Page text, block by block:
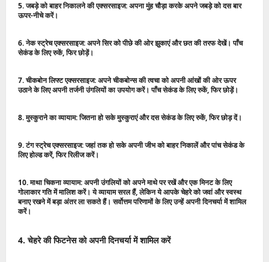
5. जबड़े को बाहर निकालने की एक्सरसाइज:अपना मुंह चौड़ा करके अपने जबड़े को दस बार
ऊपर-नीचे करें।
6. नेक स्ट्रेच एक्सरसाइज:अपने सिर को पीछे की ओर झुकाएं और छत की तरफ देखें। पाँच
सेकंड के लिए रुकें, फिर छोड़ें।
7. चीकबोन लिफ्ट एक्सरसाइज:अपने चीकबोन्स की त्वचा को अपनी आंखों की ओर ऊपर
उठाने के लिए अपनी तर्जनी उंगलियों का उपयोग करें। पाँच सेकंड के लिए रुकें, फिर छोड़ें।
8. मुस्कुराने का व्यायाम:जितना हो सके मुस्कुराएं और दस सेकंड के लिए रुकें, फिर छोड़ दें।
9. टंग स्ट्रेच एक्सरसाइज:जहां तक ​​हो सके अपनी जीभ को बाहर निकालें और पांच सेकंड के
लिए होल्ड करें, फिर रिलीज करें।
10. माथा चिकना व्यायाम:अपनी उंगलियों को अपने माथे पर रखें और एक मिनट के लिए
गोलाकार गति में मालिश करें। ये व्‍यायाम सरल हैं, लेकिन ये आपके चेहरे को जवां और स्‍वस्‍थ
बनाए रखने में बड़ा अंतर ला सकते हैं। सर्वोत्तम परिणामों के लिए उन्हें अपनी दिनचर्या में शामिल
करें।
4. चेहरे की फिटनेस को अपनी दिनचर्या में शामिल करें